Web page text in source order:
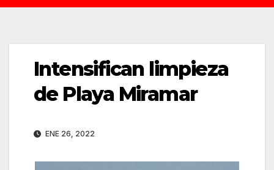
Intensifican limpieza
de Playa Miramar
ENE 26, 2022